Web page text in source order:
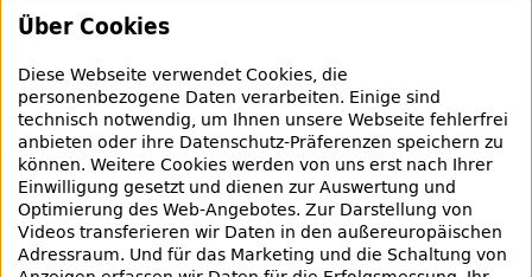
Schaufenster
Bibliotheksausweis
Highlights
Veranstaltungen & Lernangebote
Veranstaltungsübersicht
Über Cookies
Diese Webseite verwendet Cookies, die
personenbezogene Daten verarbeiten. Einige sind
technisch notwendig, um Ihnen unsere Webseite fehlerfrei
anbieten oder ihre Datenschutz-Präferenzen speichern zu
können. Weitere Cookies werden von uns erst nach Ihrer
Einwilligung gesetzt und dienen zur Auswertung und
Optimierung desWeb-Angebotes. Zur Darstellung von
Videos transferieren wir Daten in den außereuropäischen
Adressraum. Und für das Marketing und die Schaltung von